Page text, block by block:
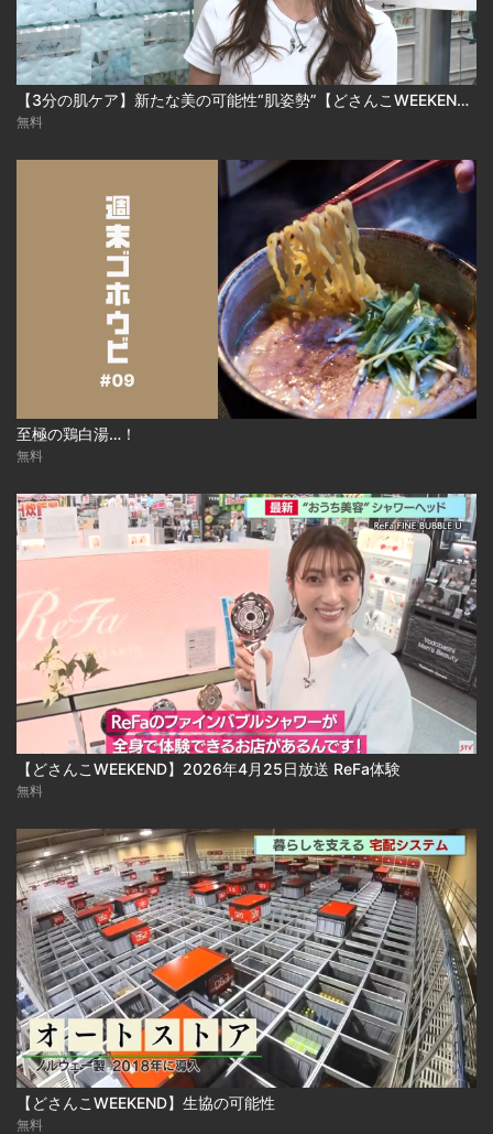
【3分の肌ケア】新たな美の可能性“肌姿勢”【どさんこWEEKEND】
無料
至極の鶏白湯…！
無料
【どさんこWEEKEND】2026年4月25日放送 ReFa体験
無料
【どさんこWEEKEND】生協の可能性
無料